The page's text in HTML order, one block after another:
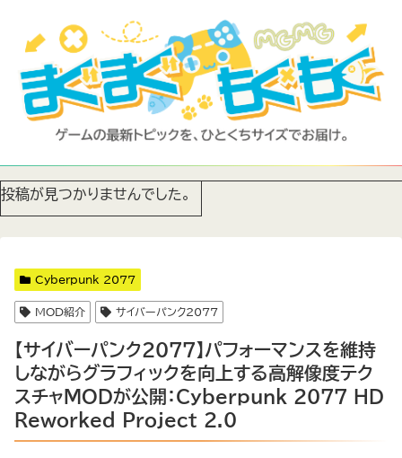
投稿が見つかりませんでした。
Cyberpunk 2077
MOD紹介 サイバーパンク2077
【サイバーパンク2077】パフォーマンスを維持
しながらグラフィックを向上する高解像度テク
スチャMODが公開：Cyberpunk 2077 HD
Reworked Project 2.0